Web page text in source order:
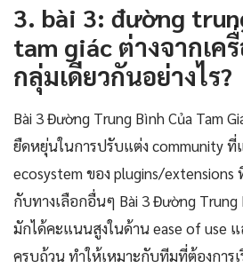
3. bài 3: đường
tam giác ต่างจากเค
กลุ่มเดียวกันอย่างไร?
Bài 3 Đường Trung Bình Của Tam
ยืดหยุ่นในการปรับแต่ง community ที่
ecosystem ของ plugins/
กับทางเลือกอื่นๆ Bài 3 Đường Trung
มักได้คะแนนสูงในด้าน ease of use
ครบถ้วน ทำให้เหมาะกับทีมที่ต้องการเ